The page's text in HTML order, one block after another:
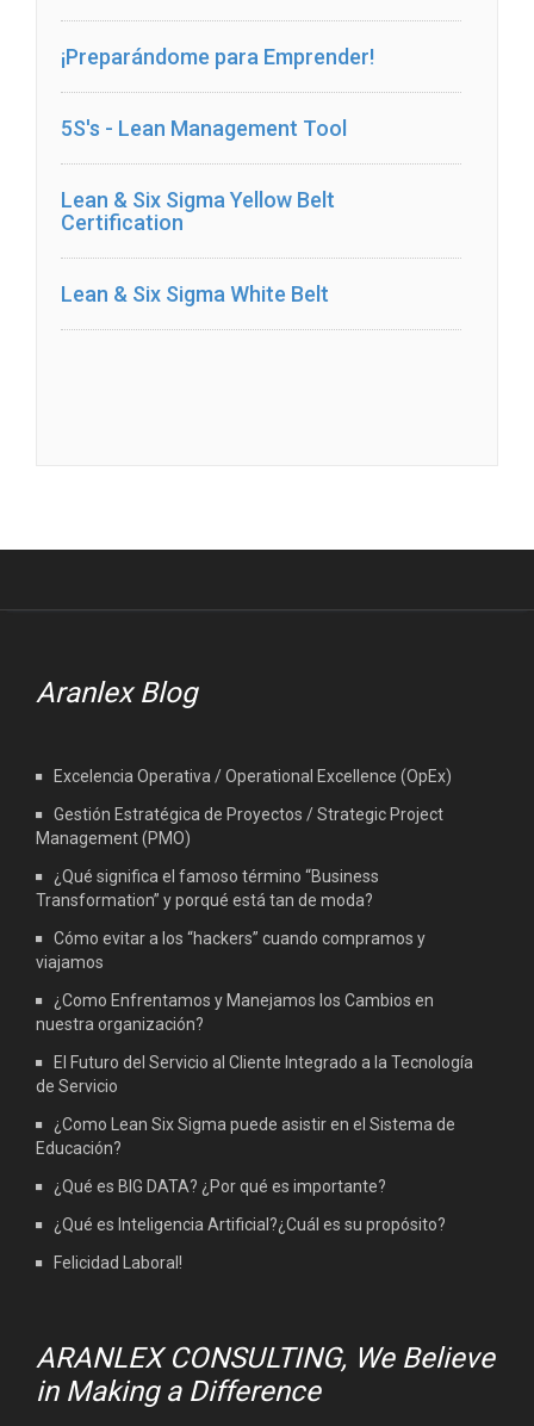
¡Preparándome para Emprender!
5S's - Lean Management Tool
Lean & Six Sigma Yellow Belt
Certification
Lean & Six Sigma White Belt
Aranlex Blog
Excelencia Operativa / Operational Excellence (OpEx)
Gestión Estratégica de Proyectos / Strategic Project
Management (PMO)
¿Qué significa el famoso término “Business
Transformation” y porqué está tan de moda?
Cómo evitar a los “hackers” cuando compramos y
viajamos
¿Como Enfrentamos y Manejamos los Cambios en
nuestra organización?
El Futuro del Servicio al Cliente Integrado a la Tecnología
de Servicio
¿Como Lean Six Sigma puede asistir en el Sistema de
Educación?
¿Qué es BIG DATA? ¿Por qué es importante?
¿Qué es Inteligencia Artificial?¿Cuál es su propósito?
Felicidad Laboral!
ARANLEX CONSULTING, We Believe
in Making a Difference